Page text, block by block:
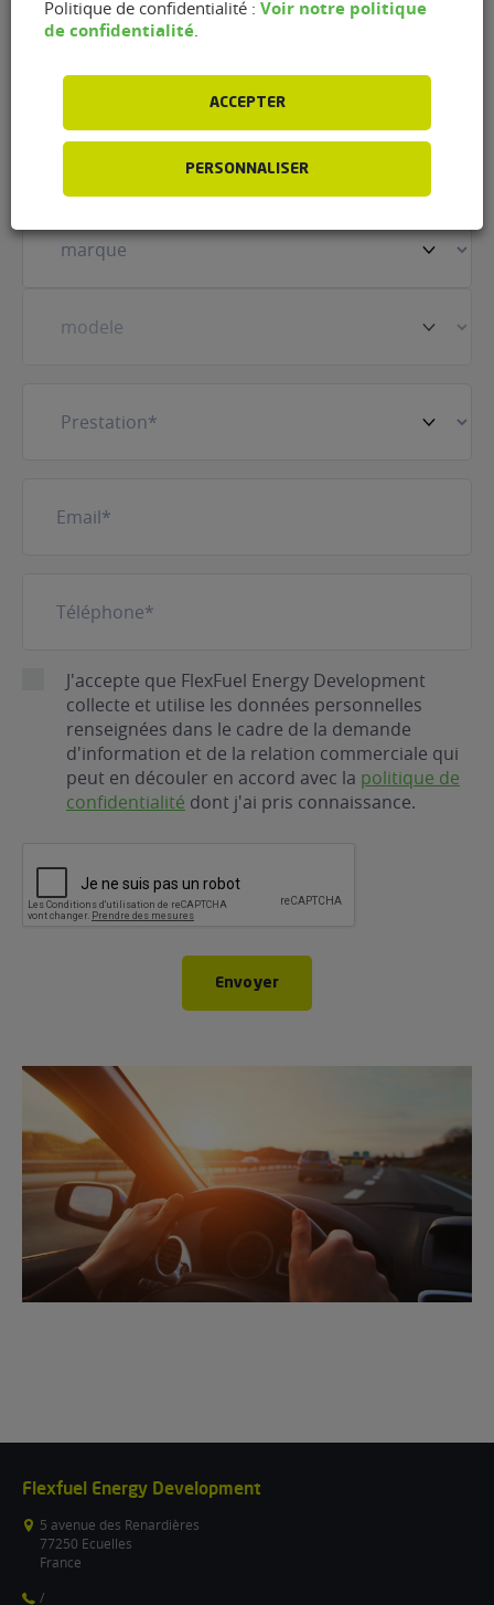
Nom(Nécessaire)
Prénom(Nécessaire)
véhicule(Nécessaire)
mail(Nécessaire)
RGPDJ'accepte que FlexFuel Energy Development
collecte et utilise les données personnelles
renseignées dans le cadre de la demande
d'information et de la relation commerciale qui
peut en découler en accord avec la politique de
confidentialité dont j'ai pris connaissance.
Envoyer
Flexfuel Energy Development
5 avenue des Renardières
77250 Ecuelles
France
/
Politique de confidentialité : Voir notre politique
de confidentialité
ACCEPTER
PERSONNALISER